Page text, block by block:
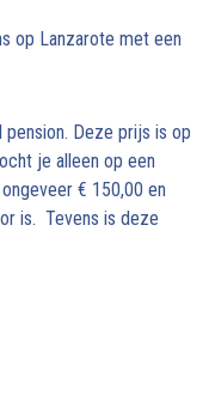
op Lanzarote met een
Deze prijs is op
je alleen op een
€ 150,00 en
is. Tevens is deze